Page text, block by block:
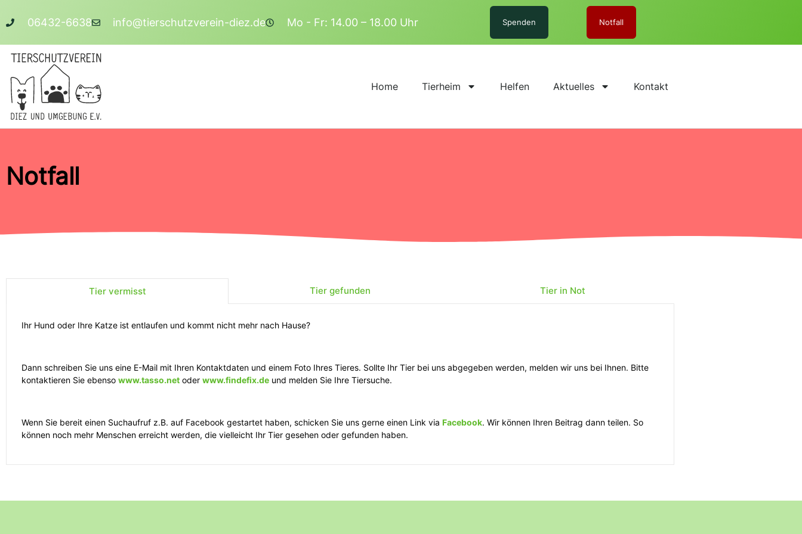
06432-6638 info@tierschutzverein-diez.de Mo - Fr: 14.00 – 18.00 Uhr Spenden Notfall
Home Tierheim Helfen Aktuelles Kontakt
Notfall
Tier vermisst Tier gefunden Tier in Not
Ihr Hund oder Ihre Katze ist entlaufen und kommt nicht mehr nach Hause?
Dann schreiben Sie uns eine E-Mail mit Ihren Kontaktdaten und einem Foto Ihres Tieres. Sollte Ihr Tier bei uns abgegeben werden, melden wir uns bei Ihnen. Bitte
kontaktieren Sie ebenso www.tasso.net oder www.findefix.de und melden Sie Ihre Tiersuche.
Wenn Sie bereit einen Suchaufruf z.B. auf Facebook gestartet haben, schicken Sie uns gerne einen Link via Facebook. Wir können Ihren Beitrag dann teilen. So
können noch mehr Menschen erreicht werden, die vielleicht Ihr Tier gesehen oder gefunden haben.
Sie haben ein Haustier oder ein Wildtier gefunden und benötigen Hilfe?
Hunde etwas voraus und die Besitzer sind nicht weit entfernt.
Treffen Sie unmittelbar auf einen freilaufenden Hund, verhalten Sie sich bitte ruhig. Kommt er auf Sie zu und sucht Ihre Nähe? Sie können dann versuchen, ihn
Tierquälerei
Zum Veterinäramt Bad Ems